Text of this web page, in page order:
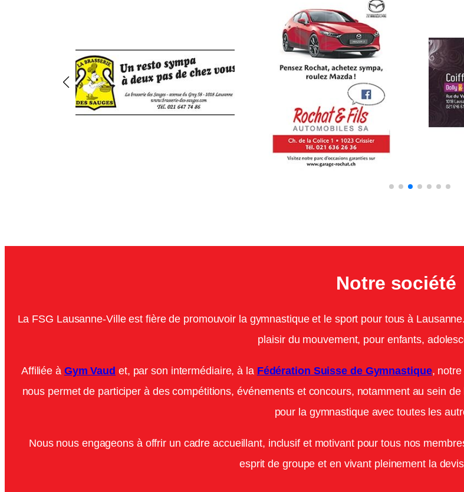
Notre société
La FSG Lausanne-Ville est fière de promouvoir la gymnastique et le sport pour tous à
plaisir du mouvement, pour enfants,
Affiliée à Gym Vaud et, par son intermédiaire, à la Fédération Suisse de Gymnastique, notre
nous permet de participer à des compétitions, événements et concours, notamment au sein de
pour la gymnastique avec toutes les
Nous nous engageons à offrir un cadre accueillant, inclusif et motivant pour tous nos
esprit de groupe et en vivant pleinement la